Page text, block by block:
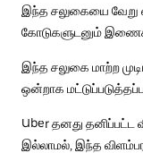
இந்த சலுகையை
கோடுகளுடனும்
இந்த சலுகை மாற்ற
ஒன்றாக
Uber தனது தனிப்பட்ட
இல்லாமல், இந்த